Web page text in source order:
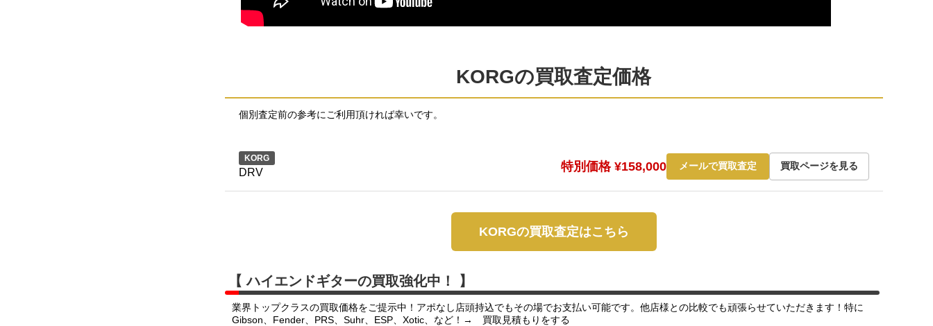
KORGの買取査定価格
個別査定前の参考にご利用頂ければ幸いです。
KORG
DRV 特別価格 ¥158,000 メールで買取査定 買取ページを見る
KORGの買取査定はこちら
【 ハイエンドギターの買取強化中！ 】
業界トップクラスの買取価格をご提示中！アポなし店頭持込でもその場でお支払い可能です。他店様との比較でも頑張らせていただきます！特に
Gibson、Fender、PRS、Suhr、ESP、Xotic、など！→ 買取見積もりをする